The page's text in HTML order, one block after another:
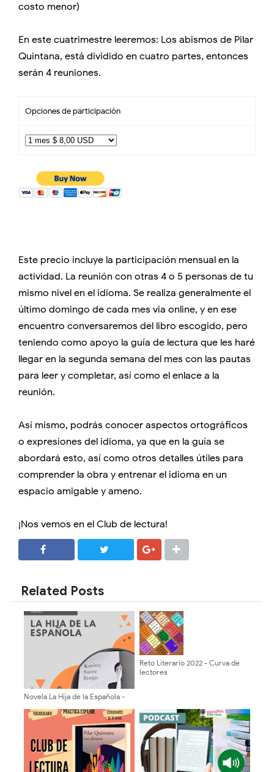
costo menor)
En este cuatrimestre leeremos: Los abismos de Pilar
Quintana, está dividido en cuatro partes, entonces
serán 4 reuniones.
Opciones de participación
Este precio incluye la participación mensual en la
actividad. La reunión con otras 4 o 5 personas de tu
mismo nivel en el idioma. Se realiza generalmente el
último domingo de cada mes via online, y en ese
encuentro conversaremos del libro escogido, pero
teniendo como apoyo la guía de lectura que les haré
llegar en la segunda semana del mes con las pautas
para leer y completar, así como el enlace a la
reunión.
Así mismo, podrás conocer aspectos ortográficos
o expresiones del idioma, ya que en la guía se
abordará esto, así como otros detalles útiles para
comprender la obra y entrenar el idioma en un
espacio amigable y ameno.
¡Nos vemos en el Club de lectura!
Related Posts
Novela La Hija de la Española -
Reto Literario 2022 - Curva de
lectores